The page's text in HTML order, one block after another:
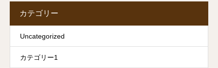
カテゴリー
Uncategorized
カテゴリー1